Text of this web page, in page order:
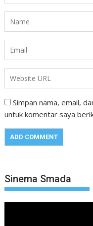
Simpan nama, email,
untuk komentar saya
Sinema Smada